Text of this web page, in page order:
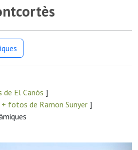
El Canós ]
+ fotos de Ramon Sunyer ]